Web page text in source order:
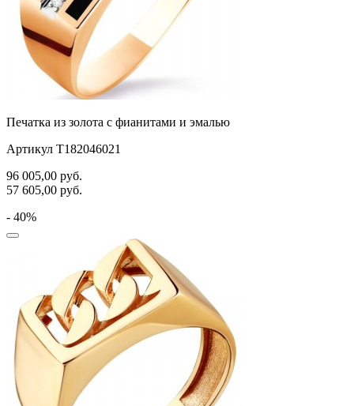
Печатка из золота с фианитами и эмалью
Артикул Т182046021
96 005,00 руб.
57 605,00 руб.
- 40%